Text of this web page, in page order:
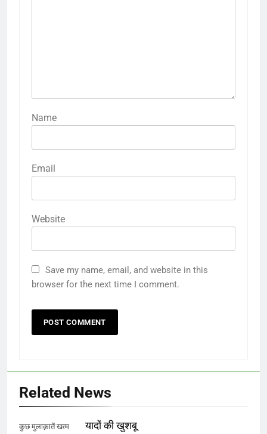
Name
Email
Website
Save my name, email, and website in this
browser for the next time I comment.
Related News
कुछ मुलाक़ातें खत्म
यादों की खुशबू